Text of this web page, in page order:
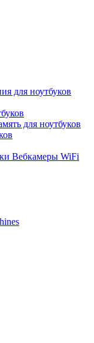
для ноутбуков
для ноутбуков
Вебкамеры WiFi